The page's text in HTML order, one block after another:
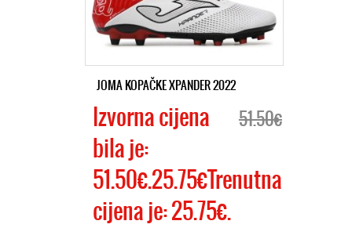
JOMA KOPAČKE XPANDER 2022
51.50€
Izvorna cijena
bila je:
51.50€.25.75€Trenutna
cijena je: 25.75€.